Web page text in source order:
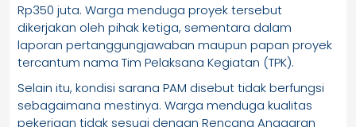
Rp350 juta. Warga menduga proyek tersebut
dikerjakan oleh pihak ketiga, sementara dalam
laporan pertanggungjawaban maupun papan proyek
tercantum nama Tim Pelaksana Kegiatan (TPK).
Selain itu, kondisi sarana PAM disebut tidak berfungsi
sebagaimana mestinya. Warga menduga kualitas
pekerjaan tidak sesuai dengan Rencana Anggaran